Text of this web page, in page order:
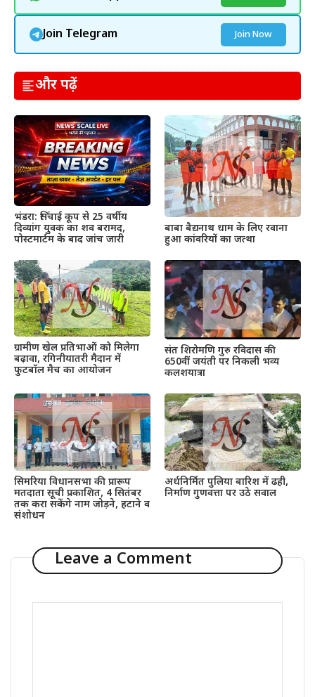
Join Telegram Join Now
और पढ़ें
भंडरा: सिंचाई कूप से 25 वर्षीय
दिव्यांग युवक का शव बरामद,
पोस्टमार्टम के बाद जांच जारी
बाबा बैद्यनाथ धाम के लिए रवाना
हुआ कांवरियों का जत्था
ग्रामीण खेल प्रतिभाओं को मिलेगा
बढ़ावा, रगिनीयातरी मैदान में
फुटबॉल मैच का आयोजन
संत शिरोमणि गुरु रविदास की
650वीं जयंती पर निकली भव्य
कलशयात्रा
सिमरिया विधानसभा की प्रारूप
मतदाता सूची प्रकाशित, 4 सितंबर
तक करा सकेंगे नाम जोड़ने, हटाने व
संशोधन
अर्धनिर्मित पुलिया बारिश में ढही,
निर्माण गुणवत्ता पर उठे सवाल
Leave a Comment